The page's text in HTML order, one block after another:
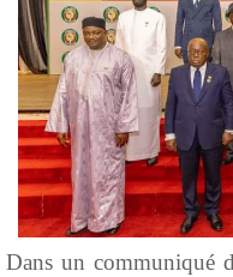
Dans un communiqué